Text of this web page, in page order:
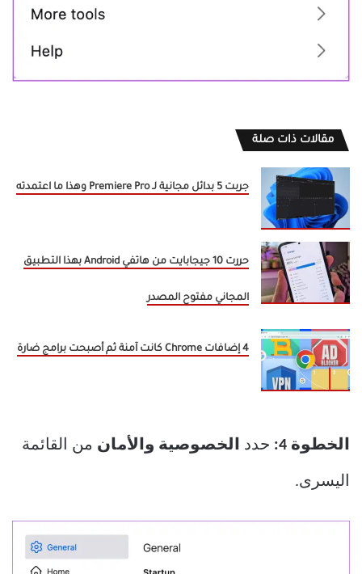
مقالات ذات صلة
جربت 5 بدائل مجانية لـ Premiere Pro وهذا ما اعتمدته
حررت 10 جيجابايت من هاتفي Android بهذا التطبيق
المجاني مفتوح المصدر
4 إضافات Chrome كانت آمنة ثم أصبحت برامج ضارة
الخطوة 4: حدد الخصوصية والأمان من القائمة
اليسرى.